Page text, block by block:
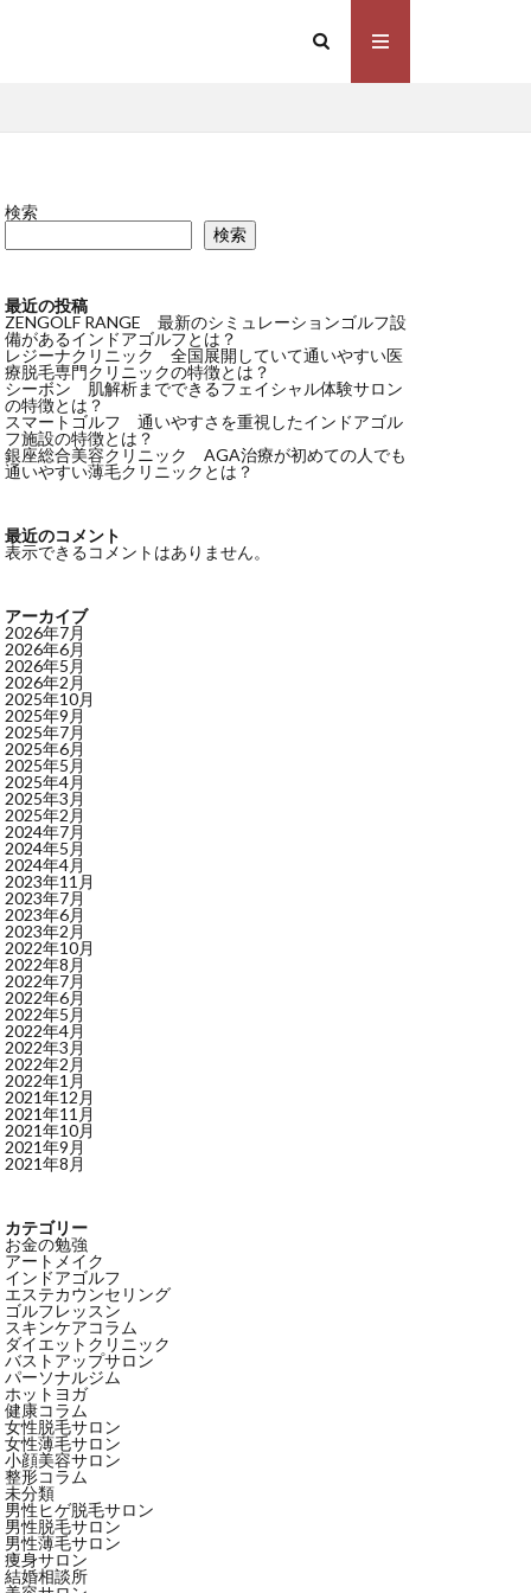
検索
検索
最近の投稿
ZENGOLF RANGE 最新のシミュレーションゴルフ設
備があるインドアゴルフとは？
レジーナクリニック 全国展開していて通いやすい医
療脱毛専門クリニックの特徴とは？
シーボン 肌解析までできるフェイシャル体験サロン
の特徴とは？
スマートゴルフ 通いやすさを重視したインドアゴル
フ施設の特徴とは？
銀座総合美容クリニック AGA治療が初めての人でも
通いやすい薄毛クリニックとは？
最近のコメント
表示できるコメントはありません。
アーカイブ
2026年7月
2026年6月
2026年5月
2026年2月
2025年10月
2025年9月
2025年7月
2025年6月
2025年5月
2025年4月
2025年3月
2025年2月
2024年7月
2024年5月
2024年4月
2023年11月
2023年7月
2023年6月
2023年2月
2022年10月
2022年8月
2022年7月
2022年6月
2022年5月
2022年4月
2022年3月
2022年2月
2022年1月
2021年12月
2021年11月
2021年10月
2021年9月
2021年8月
カテゴリー
お金の勉強
アートメイク
インドアゴルフ
エステカウンセリング
ゴルフレッスン
スキンケアコラム
ダイエットクリニック
バストアップサロン
パーソナルジム
ホットヨガ
健康コラム
女性脱毛サロン
女性薄毛サロン
小顔美容サロン
整形コラム
未分類
男性ヒゲ脱毛サロン
男性脱毛サロン
男性薄毛サロン
痩身サロン
結婚相談所